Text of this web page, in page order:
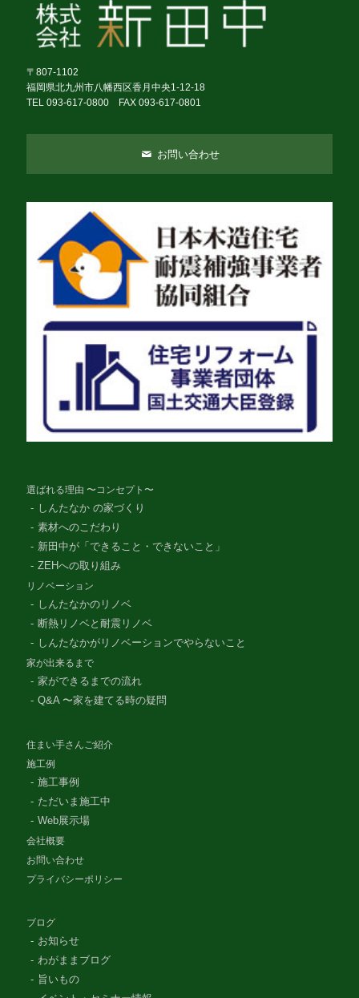
〒807-1102
福岡県北九州市八幡西区香月中央1-12-18
TEL 093-617-0800 FAX 093-617-0801
お問い合わせ
選ばれる理由 〜コンセプト〜
しんたなか の家づくり
素材へのこだわり
新田中が「できること・できないこと」
ZEHへの取り組み
リノベーション
しんたなかのリノベ
断熱リノベと耐震リノベ
しんたなかがリノベーションでやらないこと
家が出来るまで
家ができるまでの流れ
Q&A 〜家を建てる時の疑問
住まい手さんご紹介
施工例
施工事例
ただいま施工中
Web展示場
会社概要
お問い合わせ
プライバシーポリシー
ブログ
お知らせ
わがままブログ
旨いもの